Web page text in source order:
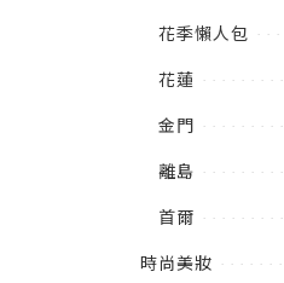
花季懶人包
花蓮
金門
離島
首爾
時尚美妝